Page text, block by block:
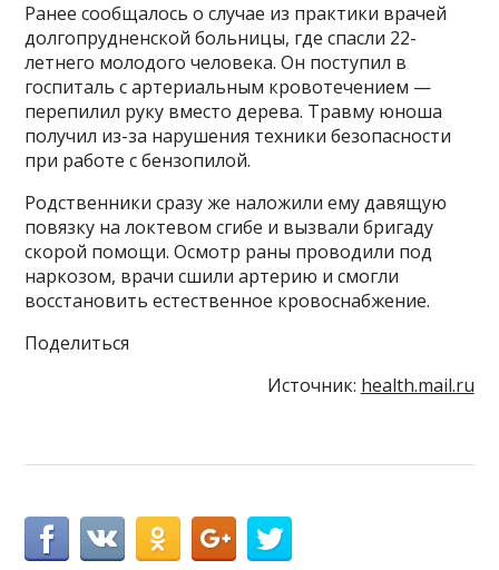
Ранее сообщалось о случае из практики врачей
долгопрудненской больницы, где спасли 22-
летнего молодого человека. Он поступил в
госпиталь с артериальным кровотечением —
перепилил руку вместо дерева. Травму юноша
получил из-за нарушения техники безопасности
при работе с бензопилой.
Родственники сразу же наложили ему давящую
повязку на локтевом сгибе и вызвали бригаду
скорой помощи. Осмотр раны проводили под
наркозом, врачи сшили артерию и смогли
восстановить естественное кровоснабжение.
Поделиться
Источник: health.mail.ru